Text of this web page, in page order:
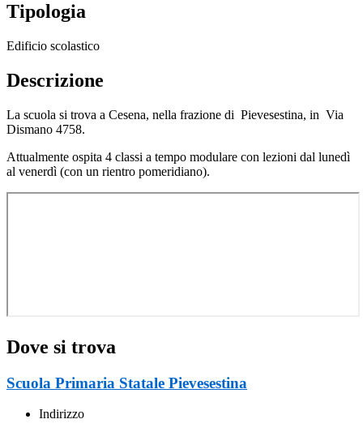
Tipologia
Edificio scolastico
Descrizione
La scuola si trova a Cesena, nella frazione di Pievesestina, in Via
Dismano 4758.
Attualmente ospita 4 classi a tempo modulare con lezioni dal lunedì
al venerdì (con un rientro pomeridiano).
Dove si trova
Scuola Primaria Statale Pievesestina
Indirizzo